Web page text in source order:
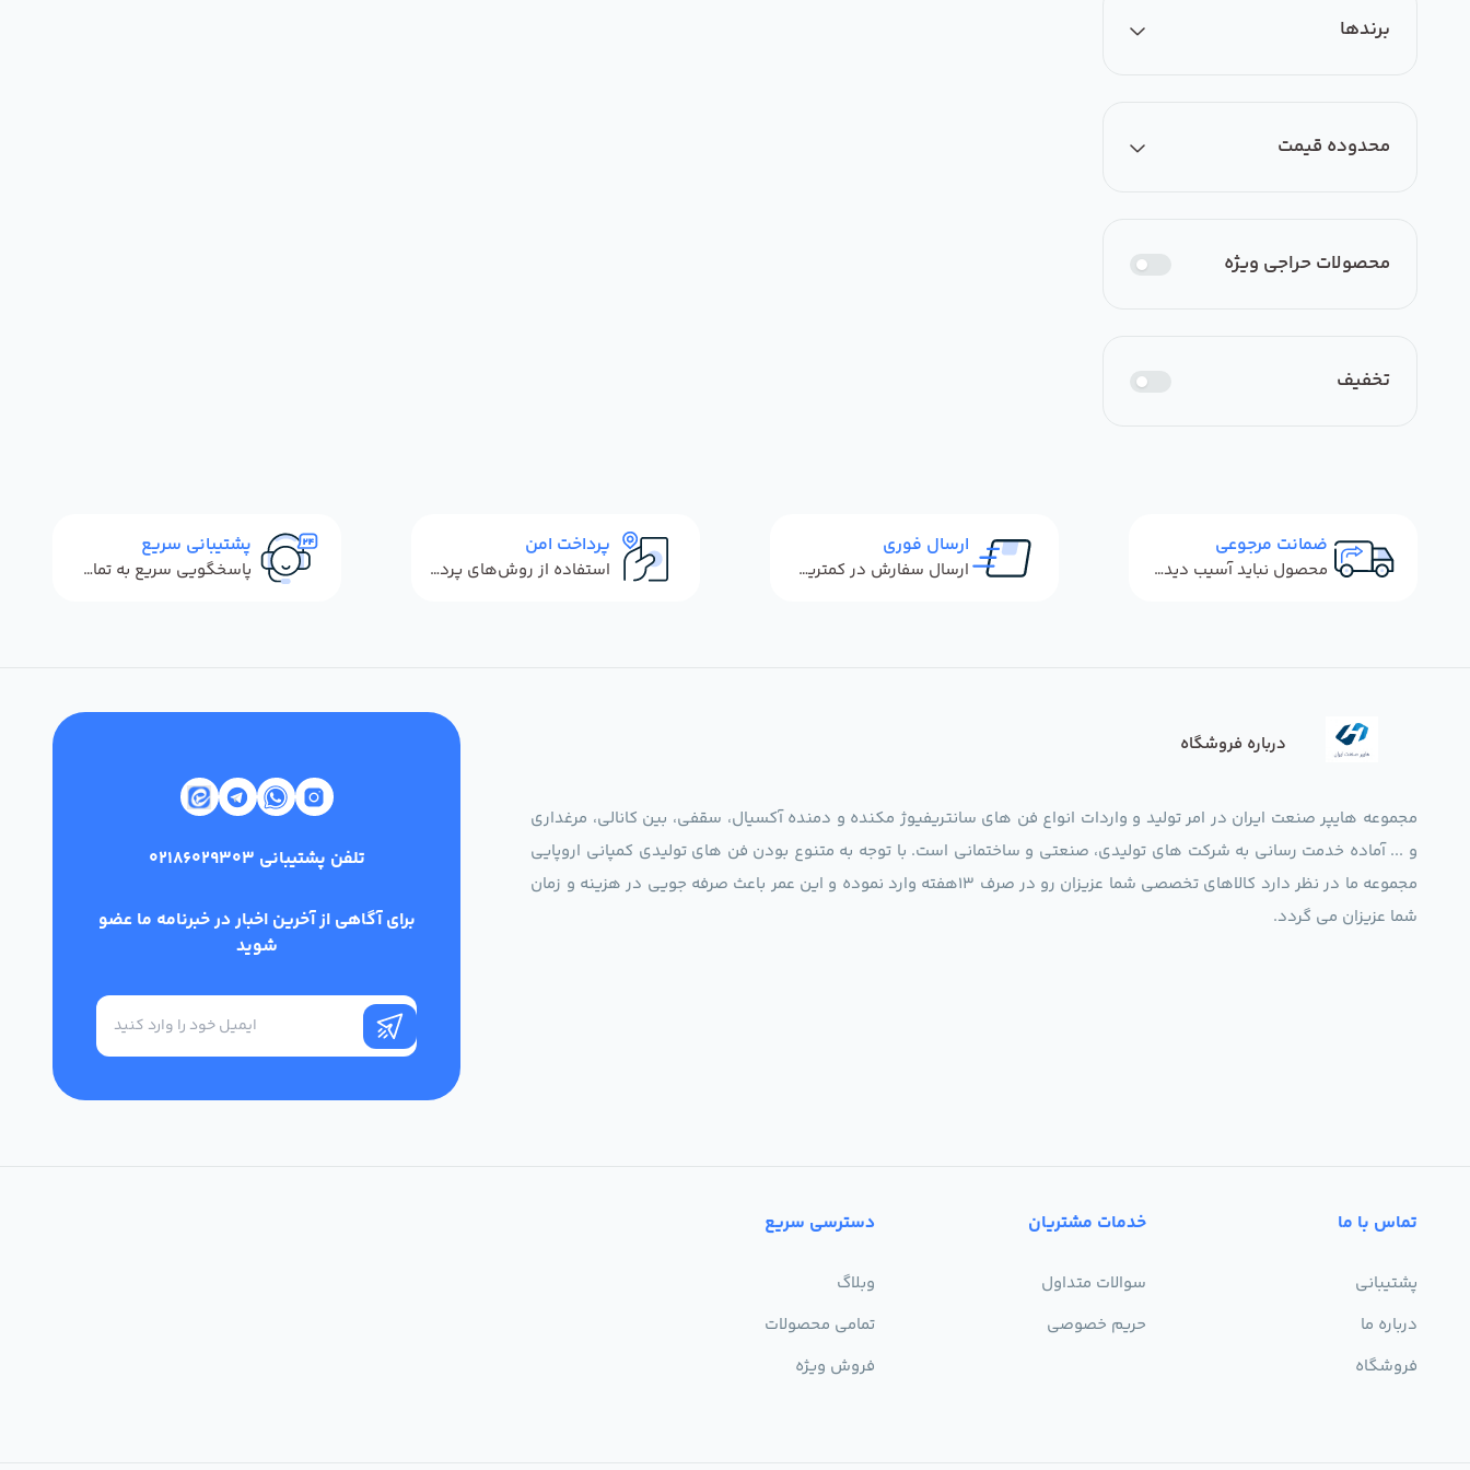
برندها
محدوده قیمت
تا
محصولات حراجی ویژه
تخفیف
ضمانت مرجوعی
محصول نباید آسیب دیده باشد
ارسال فوری
ارسال سفارش در کمترین زمان ممکن
پرداخت امن
استفاده از روش‌های پرداخت امن
پشتیبانی سریع
پاسخگویی سریع به تماس‌ها و پیام‌ها
درباره فروشگاه
مجموعه هایپر صنعت ایران در امر تولید و واردات انواع فن های سانتریفیوژ مکنده و دمنده آکسیال، سقفی، بین کانالی، مرغداری
و ... آماده خدمت رسانی به شرکت های تولیدی، صنعتی و ساختمانی است. با توجه به متنوع بودن فن های تولیدی کمپانی اروپایی
مجموعه ما در نظر دارد کالاهای تخصصی شما عزیزان رو در صرف 13هفته وارد نموده و این عمر باعث صرفه جویی در هزینه و زمان
شما عزیزان می گردد.
تلفن پشتیبانی 02186029303
برای آگاهی از آخرین اخبار در خبرنامه ما عضو
شوید
تماس با ما
پشتیبانی
درباره ما
فروشگاه
خدمات مشتریان
سوالات متداول
حریم خصوصی
دسترسی سریع
وبلاگ
تمامی محصولات
فروش ویژه